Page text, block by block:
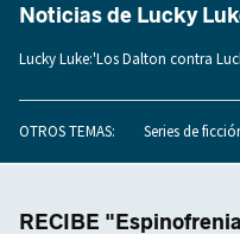
Noticias de Lucky
Lucky Luke:'Los Dalton contra
OTROS TEMAS: Series de
RECIBE